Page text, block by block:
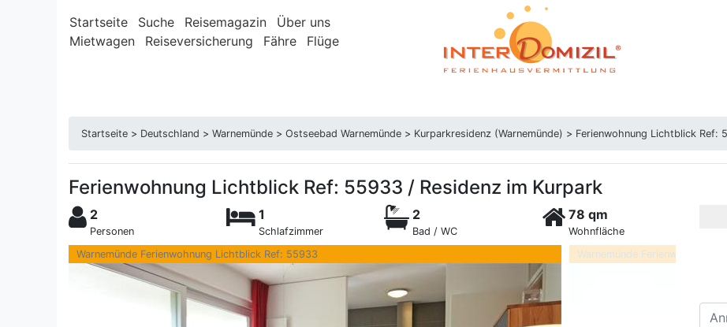
Startseite Suche Reisemagazin
Über uns
Mietwagen
Reiseversicherung Fähre Flüge
Startseite > Deutschland > Warnemünde > Ostseebad Warnemünde > Kurparkresidenz (Warnemünde) > Ferienwohnung Lichtblick Ref:
Ferienwohnung Lichtblick Ref: 55933 / Residenz im Kurpark
2
Personen
1
Schlafzimmer
2
Bad / WC
78 qm
Wohnfläche
Warnemünde Ferienwohnung Lichtblick Ref: 55933 Warnemünde Ferienwohnung